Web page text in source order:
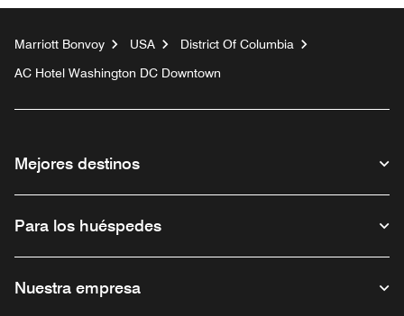
Marriott Bonvoy USA
District Of Columbia
AC Hotel Washington DC Downtown
Mejores destinos
Para los huéspedes
Nuestra empresa